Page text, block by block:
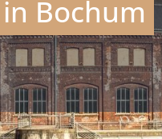
Bochum